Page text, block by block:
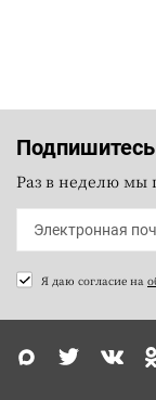
Раз в неделю мы
Я даю согласие на